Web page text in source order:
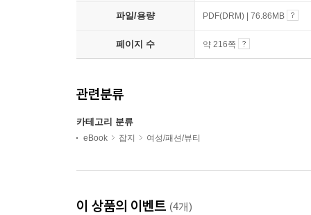
파일/용량 PDF(DRM) | 76.86MB
페이지 수 약 216쪽
관련분류
카테고리 분류
eBook 잡지 여성/패션/뷰티
이 상품의 이벤트 (4개)